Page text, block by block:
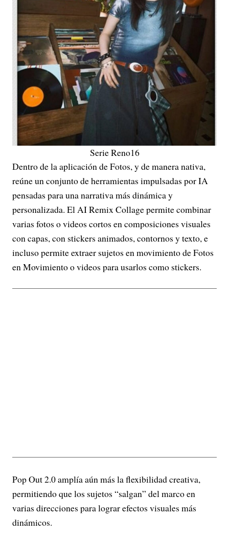
Serie Reno16
Dentro de la aplicación de Fotos, y de manera nativa,
reúne un conjunto de herramientas impulsadas por IA
pensadas para una narrativa más dinámica y
personalizada. El AI Remix Collage permite combinar
varias fotos o videos cortos en composiciones visuales
con capas, con stickers animados, contornos y texto, e
incluso permite extraer sujetos en movimiento de Fotos
en Movimiento o videos para usarlos como stickers.
Pop Out 2.0 amplía aún más la flexibilidad creativa,
permitiendo que los sujetos “salgan” del marco en
varias direcciones para lograr efectos visuales más
dinámicos.